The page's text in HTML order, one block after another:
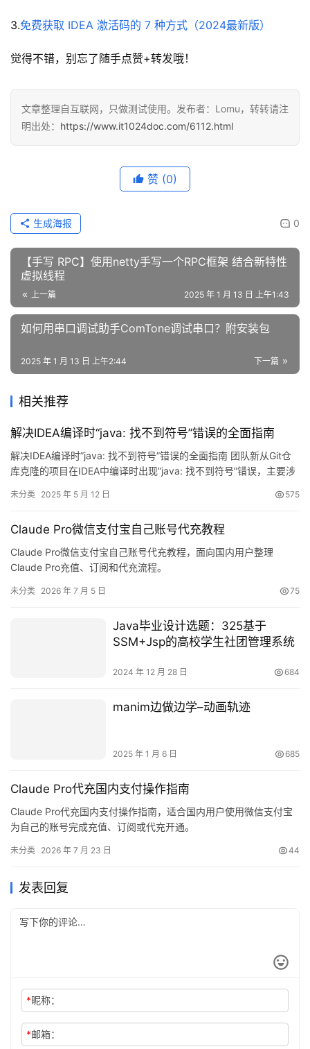
3.免费获取 IDEA 激活码的 7 种方式（2024最新版）
觉得不错，别忘了随手点赞+转发哦！
文章整理自互联网，只做测试使用。发布者：Lomu，转转请注
明出处： https://www.it1024doc.com/6112.html
赞 (0)
0
生成海报
【手写 RPC】使用netty手写一个RPC框架 结合新特性
虚拟线程
上一篇 2025 年 1 月 13 日 上午1:43
如何用串口调试助手ComTone调试串口？附安装包
下一篇
2025 年 1 月 13 日 上午2:44
相关推荐
解决IDEA编译时“java: 找不到符号”错误的全面指南
解决IDEA编译时”java: 找不到符号”错误的全面指南 团队新从Git仓
库克隆的项目在IDEA中编译时出现”java: 找不到符号”错误，主要涉
案，在此与大家分享~ 内容导航 问题背景 解决方案汇总 我们的实际
JD…
未分类 2025 年 5 月 12 日 575
Claude Pro微信支付宝自己账号代充教程
Claude Pro微信支付宝自己账号代充教程，面向国内用户整理
Claude Pro充值、订阅和代充流程。
未分类 2026 年 7 月 5 日 75
Java毕业设计选题：325基于
SSM+Jsp的高校学生社团管理系统
2024 年 12 月 28 日 684
manim边做边学–动画轨迹
2025 年 1 月 6 日 685
Claude Pro代充国内支付操作指南
Claude Pro代充国内支付操作指南，适合国内用户使用微信支付宝
为自己的账号完成充值、订阅或代充开通。
未分类 2026 年 7 月 23 日 44
发表回复
*昵称：
*邮箱：